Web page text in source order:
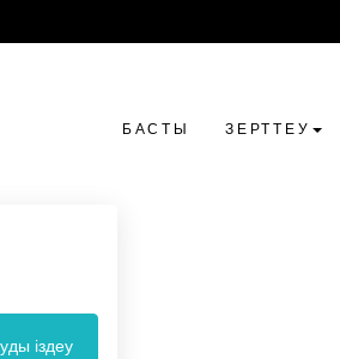
БАСТЫ ЗЕРТТЕУ
іздеу